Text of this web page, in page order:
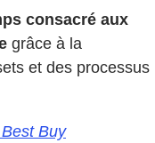
consacré aux
grâce à la
et des processus
Buy